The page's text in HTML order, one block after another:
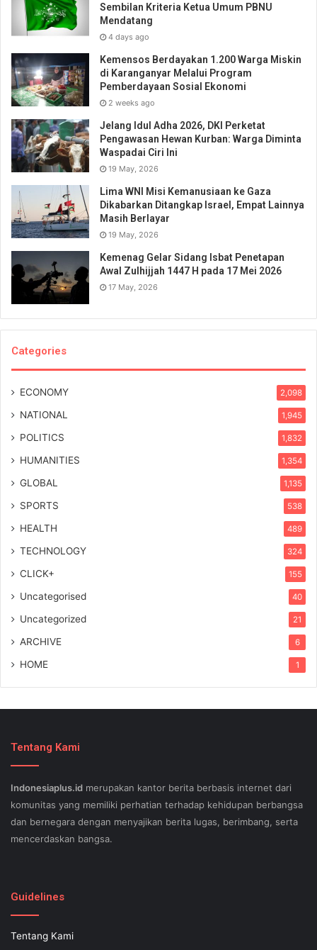
Sembilan Kriteria Ketua Umum PBNU
Mendatang
4 days ago
Kemensos Berdayakan 1.200 Warga Miskin
di Karanganyar Melalui Program
Pemberdayaan Sosial Ekonomi
2 weeks ago
Jelang Idul Adha 2026, DKI Perketat
Pengawasan Hewan Kurban: Warga Diminta
Waspadai Ciri Ini
19 May, 2026
Lima WNI Misi Kemanusiaan ke Gaza
Dikabarkan Ditangkap Israel, Empat Lainnya
Masih Berlayar
19 May, 2026
Kemenag Gelar Sidang Isbat Penetapan
Awal Zulhijjah 1447 H pada 17 Mei 2026
17 May, 2026
Categories
ECONOMY 2,098
NATIONAL 1,945
POLITICS 1,832
HUMANITIES 1,354
GLOBAL 1,135
SPORTS 538
HEALTH 489
TECHNOLOGY 324
CLICK+ 155
Uncategorised 40
Uncategorized 21
ARCHIVE 6
HOME 1
Tentang Kami
Indonesiaplus.id merupakan kantor berita berbasis internet dari
komunitas yang memiliki perhatian terhadap kehidupan berbangsa
dan bernegara dengan menyajikan berita lugas, berimbang, serta
mencerdaskan bangsa.
your small business stand out exam gst from the opposition and
Since the artwork of WEBSITE SEO is always adjusting, it's difficult
Guidelines
Tentang Kami